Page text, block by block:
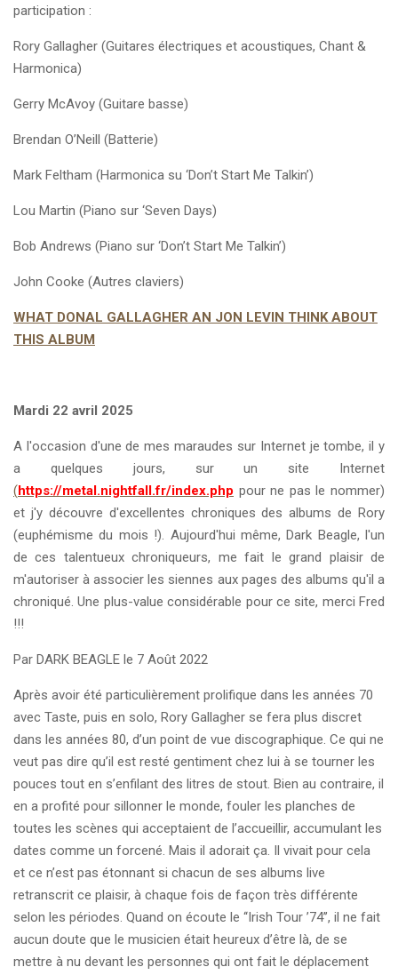
participation :
Rory Gallagher (Guitares électriques et acoustiques, Chant &
Harmonica)
Gerry McAvoy (Guitare basse)
Brendan O’Neill (Batterie)
Mark Feltham (Harmonica su ‘Don’t Start Me Talkin’)
Lou Martin (Piano sur ‘Seven Days)
Bob Andrews (Piano sur ‘Don’t Start Me Talkin’)
John Cooke (Autres claviers)
WHAT DONAL GALLAGHER AN JON LEVIN THINK ABOUT
THIS ALBUM
Mardi 22 avril 2025
A l'occasion d'une de mes maraudes sur Internet je tombe, il y
a quelques jours, sur un site Internet
(https://metal.nightfall.fr/index.php pour ne pas le nommer)
et j'y découvre d'excellentes chroniques des albums de Rory
(euphémisme du mois !). Aujourd'hui même, Dark Beagle, l'un
de ces talentueuxchroniqueurs, me fait le grand plaisir de
m'autoriser à associer les siennes aux pages des albums qu'il a
chroniqué. Une plus-value considérable pour ce site, merci Fred
!!!
Par DARK BEAGLE le 7 Août 2022
Après avoir été particulièrement prolifique dans les années 70
avec Taste, puis en solo, Rory Gallagher se fera plus discret
dans les années 80, d’un point de vue discographique. Ce qui ne
veut pas dire qu’il est resté gentiment chez lui à se tourner les
pouces tout en s’enfilant des litres de stout. Bien au contraire, il
en a profité pour sillonner le monde, fouler les planches de
toutes les scènes qui acceptaient de l’accueillir, accumulant les
dates comme un forcené. Mais il adorait ça. Il vivait pour cela
et ce n’est pas étonnant si chacun de ses albums live
retranscrit ce plaisir, à chaque fois de façon très différente
selon les périodes. Quand on écoute le ‘‘Irish Tour ’74’’, il ne fait
aucun doute que le musicien était heureux d’être là, de se
mettre à nu devant les personnes qui ont fait le déplacement